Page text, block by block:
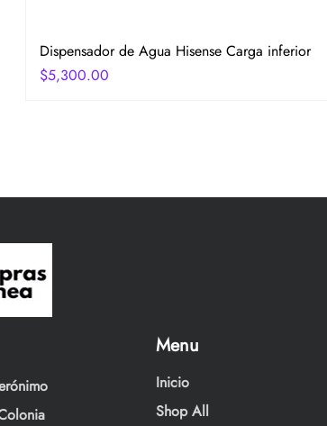
Dispensador de Agua Hisense Carga inferior
Precio
$5,300.00
Menu
Inicio
Shop All